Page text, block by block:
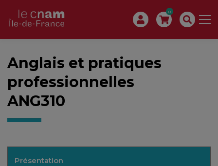
0
Anglais et pratiques
professionnelles
ANG310
Présentation